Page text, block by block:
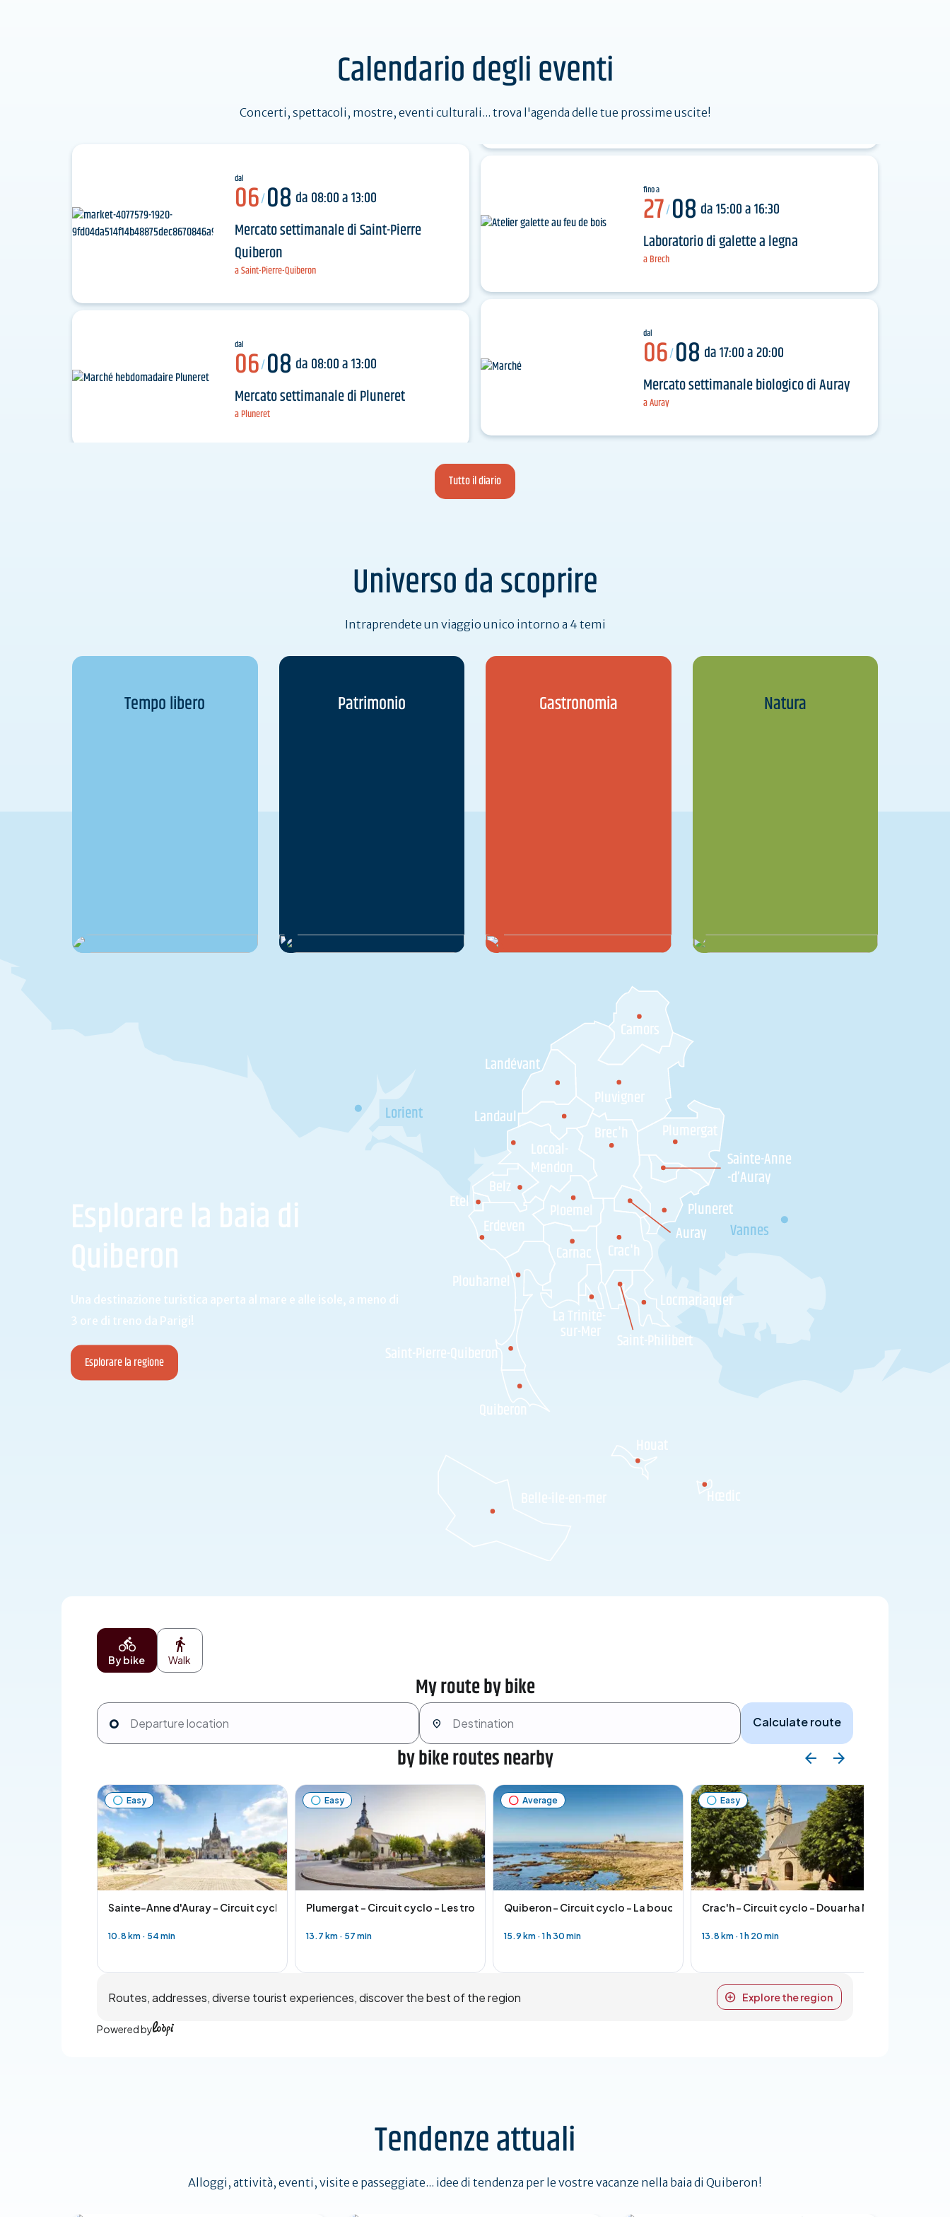
perdereCalendario degli eventi
Concerti, spettacoli, mostre, eventi culturali... trova l'agenda delle tue prossime uscite!
dal
06/08 da 08:00 a 13:00
Mercato settimanale di Saint-Pierre
Quiberon
a Saint-Pierre-Quiberon
dal
06/08 da 08:00 a 13:00
Mercato settimanale di Pluneret
a Pluneret
fino a
27/08 da 15:00 a 16:30
Laboratorio di galette a legna
a Brech
dal
06/08 da 17:00 a 20:00
Mercato settimanale biologico di Auray
a Auray
Tutto il diario
Universo da scoprire
Intraprendete un viaggio unico intorno a 4 temi
Tempo libero Patrimonio Gastronomia Natura
Esplorare la baia di
Quiberon
Una destinazione turistica aperta al mare e alle isole, a meno di
3 ore di treno da Parigi!
Esplorare la regione
Lorient
Vannes
Saint-Philibert
Ploemel
Locoal-
Mendon
Landaul
Landévant
Brec'h
Crac'h
Plumergat
Pluneret
Camors
Belz
Pluvigner
Auray
Quiberon
Saint-Pierre-Quiberon
Erdeven
La Trinité-
sur-Mer
Locmariaquer
Sainte-Anne
-d’Auray
Plouharnel
Carnac
Etel
Belle-île-en-mer
Houat
Hœdic
By bike Walk
My route by bike
Calculate route
by bike routes nearby
Easy
Sainte-Anne d'Auray - Circuit cyclo - A deux pas de chez nous
10.8 km · 54 min
Easy
Plumergat - Circuit cyclo - Les trois clochers
13.7 km · 57 min
Average
Quiberon - Circuit cyclo - La boucle de Quiberon
15.9 km · 1 h 30 min
Easy
Crac'h - Circuit cyclo - Douar ha Mor
13.8 km · 1 h 20 min
Routes, addresses, diverse tourist experiences, discover the best of the region Explore the region
Powered by
Tendenze attuali
Alloggi, attività, eventi, visite e passeggiate... idee di tendenza per le vostre vacanze nella baia di Quiberon!